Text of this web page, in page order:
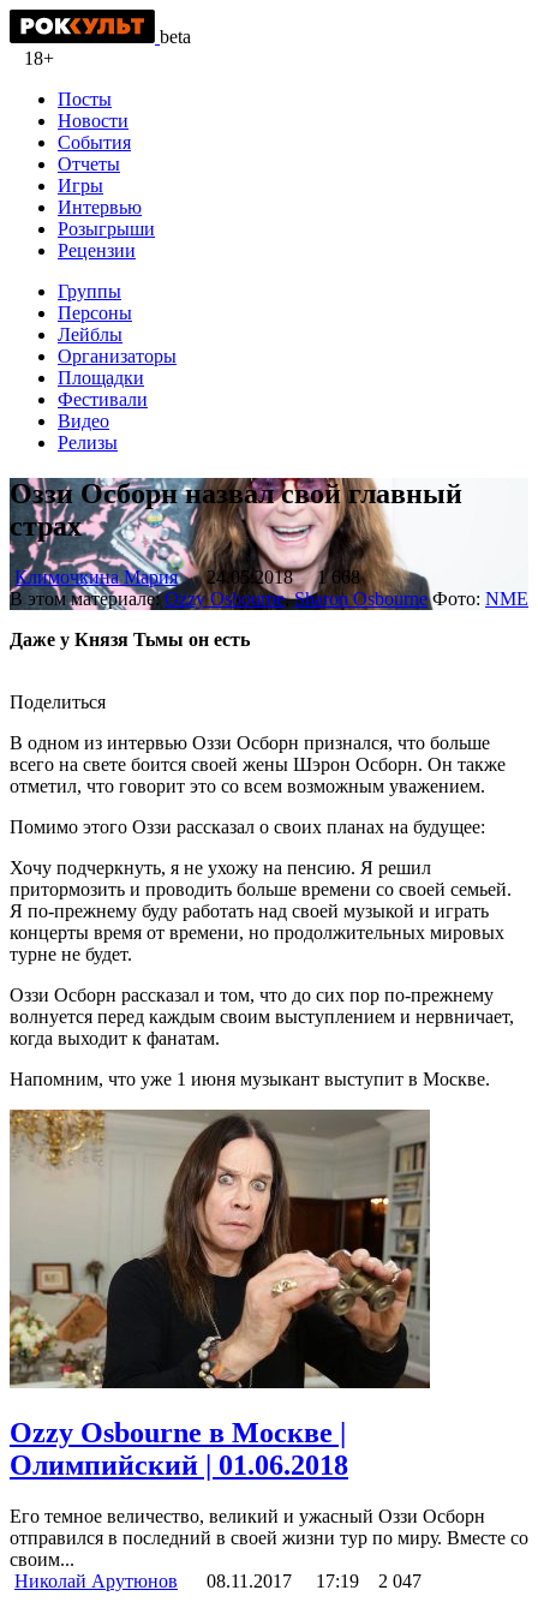
beta
18+
Посты
Новости
События
Отчеты
Игры
Интервью
Розыгрыши
Рецензии
Группы
Персоны
Лейблы
Организаторы
Площадки
Фестивали
Видео
Релизы
Оззи Осборн назвал свой главный
страх
Климочкина Мария 24.05.2018
1 668
В этом материале:Ozzy Osbourne,Sharon Osbourne Фото: NME
Даже у Князя Тьмы он есть
Поделиться
В одном из интервью Оззи Осборн признался, что больше
всего на свете боится своей жены Шэрон Осборн. Он также
отметил, что говорит это со всем возможным уважением.
Помимо этого Оззи рассказал о своих планах на будущее:
Хочу подчеркнуть, я не ухожу на пенсию. Я решил
притормозить и проводить больше времени со своей семьей.
Я по-прежнему буду работать над своей музыкой и играть
концерты время от времени, но продолжительных мировых
турне не будет.
Оззи Осборн рассказал и том, что до сих пор по-прежнему
волнуется перед каждым своим выступлением и нервничает,
когда выходит к фанатам.
Напомним, что уже 1 июня музыкант выступит в Москве.
Ozzy Osbourne в Москве |
Олимпийский | 01.06.2018
Его темное величество, великий и ужасный Оззи Осборн
отправился в последний в своей жизни тур по миру. Вместе со
своим...
Николай Арутюнов
08.11.2017 17:19 2 047